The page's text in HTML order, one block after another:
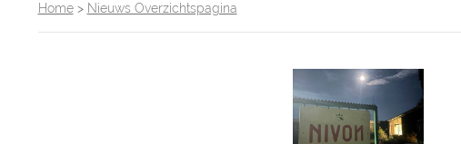
Home> Nieuws Overzichtspagina